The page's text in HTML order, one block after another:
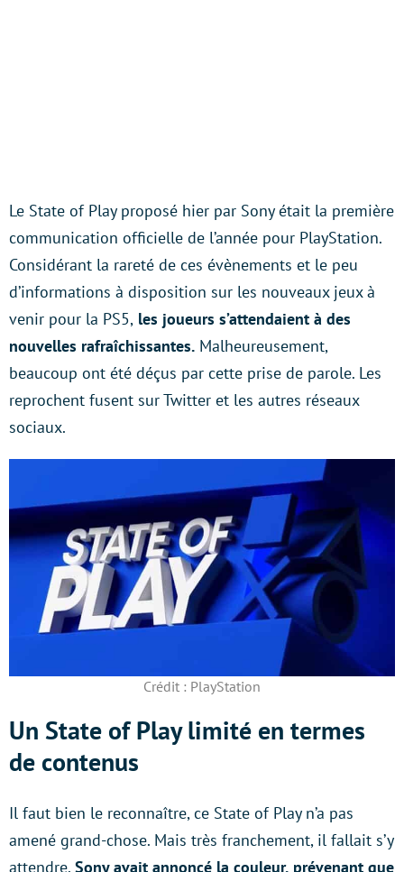
Le State of Play proposé hier par Sony était la première
communication officielle de l’année pour PlayStation.
Considérant la rareté de ces évènements et le peu
d’informations à disposition sur les nouveaux jeux à
venir pour la PS5, les joueurs s’attendaient à des
nouvelles rafraîchissantes. Malheureusement,
beaucoup ont été déçus par cette prise de parole. Les
reprochent fusent sur Twitter et les autres réseaux
sociaux.
Crédit : PlayStation
Un State of Play limité en termes
de contenus
Il faut bien le reconnaître, ce State of Play n’a pas
amené grand-chose. Mais très franchement, il fallait s’y
attendre. Sony avait annoncé la couleur, prévenant que